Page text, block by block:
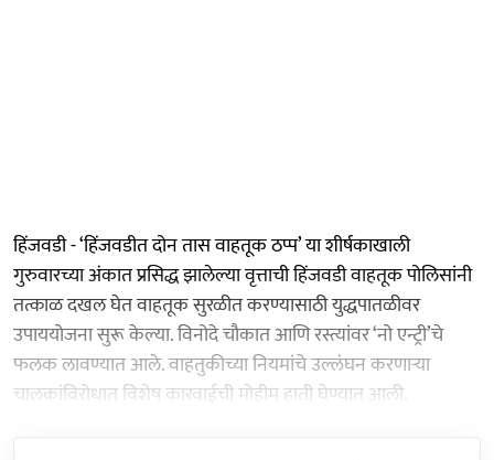
हिंजवडी - ‘हिंजवडीत दोन तास वाहतूक ठप्प’ या शीर्षकाखाली
गुरुवारच्या अंकात प्रसिद्ध झालेल्या वृत्ताची हिंजवडी वाहतूक पोलिसांनी
तत्काळ दखल घेत वाहतूक सुरळीत करण्यासाठी युद्धपातळीवर
उपाययोजना सुरू केल्या. विनोदे चौकात आणि रस्त्यांवर ‘नो एन्ट्री’चे
फलक लावण्यात आले. वाहतुकीच्या नियमांचे उल्लंघन करणाऱ्या
चालकांविरोधात विशेष कारवाईची मोहीम हाती घेण्यात आली.